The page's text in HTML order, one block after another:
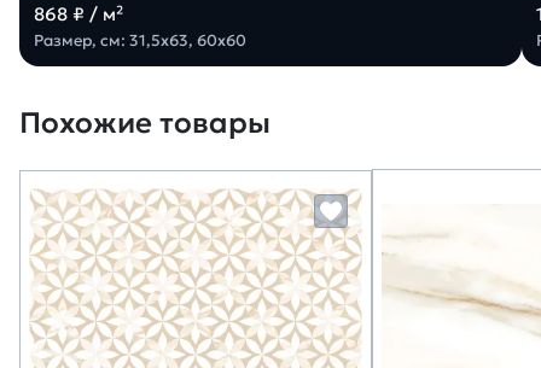
868 ₽ / м²
Размер, см: 31,5х63, 60х60
Похожие товары